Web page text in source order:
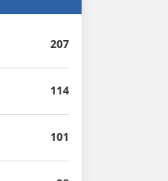
207
114
101